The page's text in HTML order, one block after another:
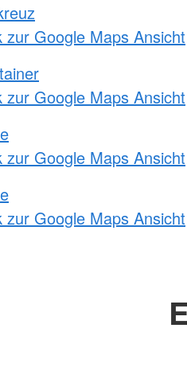
zur Google Maps Ansicht
zur Google Maps Ansicht
zur Google Maps Ansicht
zur Google Maps Ansicht